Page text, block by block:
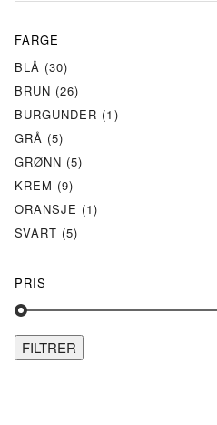
FARGE
BLÅ (30)
BRUN (26)
BURGUNDER (1)
GRÅ (5)
GRØNN (5)
KREM (9)
ORANSJE (1)
SVART (5)
PRIS
FILTRER